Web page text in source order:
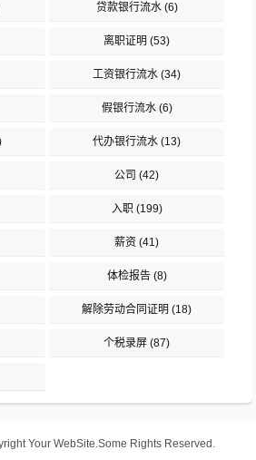
贷款银行流水(6)
离职证明 (53)
工资银行流水 (34)
假银行流水(6)
代办银行流水 (13)
公司 (42)
入职(199)
薪资 (41)
体检报告(8)
解除劳动合同证明 (18)
个税录屏 (87)
Your WebSite.Some Rights Reserved.